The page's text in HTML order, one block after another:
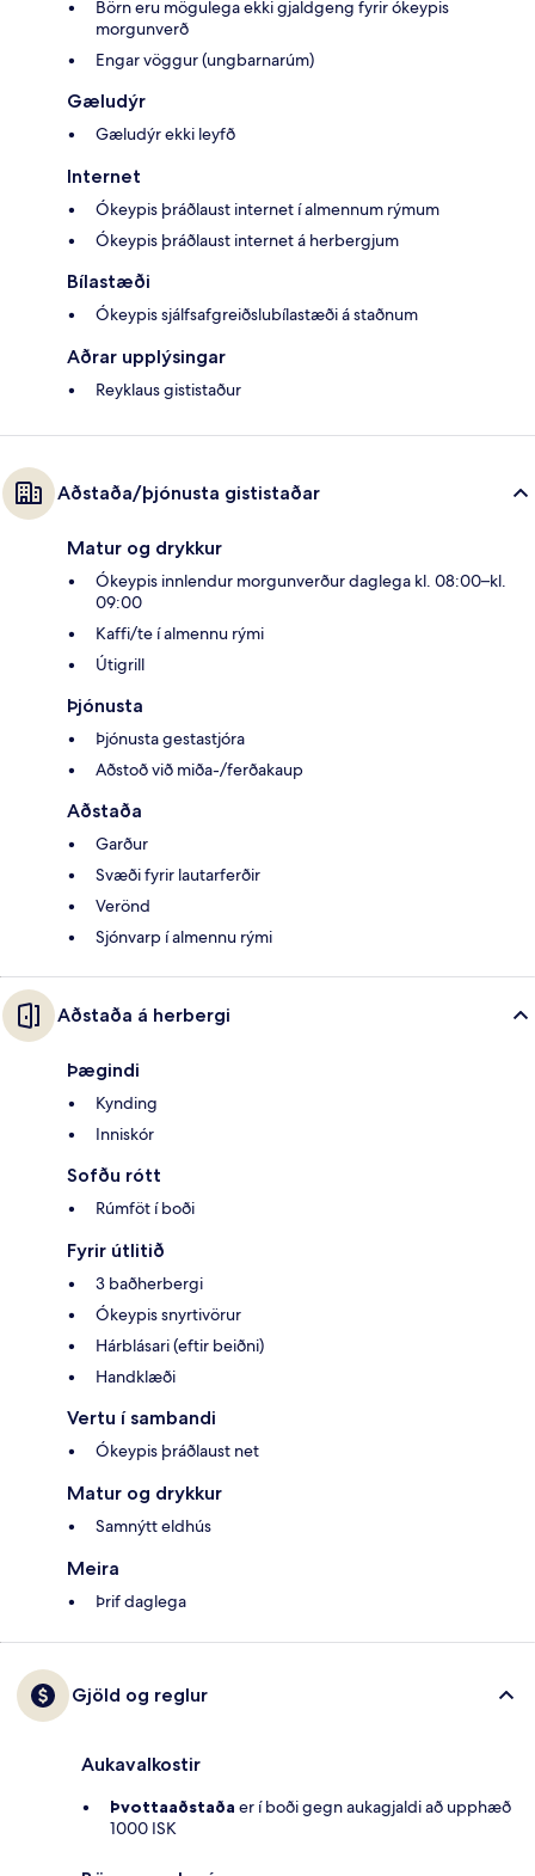
Börn eru mögulega ekki gjaldgeng fyrir ókeypis
morgunverð
Engar vöggur (ungbarnarúm)
Gæludýr
Gæludýr ekki leyfð
Internet
Ókeypis þráðlaust internet í almennum rýmum
Ókeypis þráðlaust internet á herbergjum
Bílastæði
Ókeypis sjálfsafgreiðslubílastæði á staðnum
Aðrar upplýsingar
Reyklaus gististaður
Aðstaða/þjónusta gististaðar
Matur og drykkur
Ókeypis innlendur morgunverður daglega kl. 08:00–kl.
09:00
Kaffi/te í almennu rými
Útigrill
Þjónusta
Þjónusta gestastjóra
Aðstoð við miða-/ferðakaup
Aðstaða
Garður
Svæði fyrir lautarferðir
Verönd
Sjónvarp í almennu rými
Aðstaða á herbergi
Þægindi
Kynding
Inniskór
Sofðu rótt
Rúmföt í boði
Fyrir útlitið
3 baðherbergi
Ókeypis snyrtivörur
Hárblásari (eftir beiðni)
Handklæði
Vertu í sambandi
Ókeypis þráðlaust net
Matur og drykkur
Samnýtt eldhús
Meira
Þrif daglega
Gjöld og reglur
Aukavalkostir
Þvottaaðstaða er í boði gegn aukagjaldi að upphæð
1000 ISK